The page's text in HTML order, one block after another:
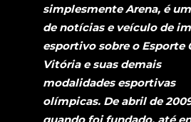
simplesmente Arena, é
de notícias e veículo de
esportivo sobre o Esporte
Vitória e suas demais
modalidades esportivas
olímpicas. De abril de